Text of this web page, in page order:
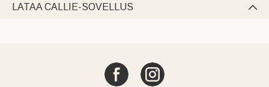
LATAA CALLIE-SOVELLUS 